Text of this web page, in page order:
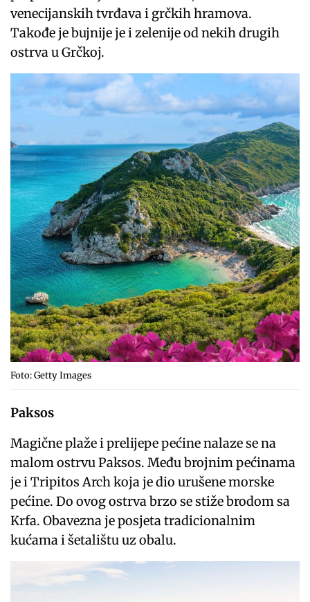
venecijanskih tvrđava i grčkih hramova.
Takođe je bujnije je i zelenije od nekih drugih
ostrva u Grčkoj.
Foto: Getty Images
Paksos
Magične plaže i prelijepe pećine nalaze se na
malom ostrvu Paksos. Među brojnim pećinama
je i Tripitos Arch koja je dio urušene morske
pećine. Do ovog ostrva brzo se stiže brodom sa
Krfa. Obavezna je posjeta tradicionalnim
kućama i šetalištu uz obalu.